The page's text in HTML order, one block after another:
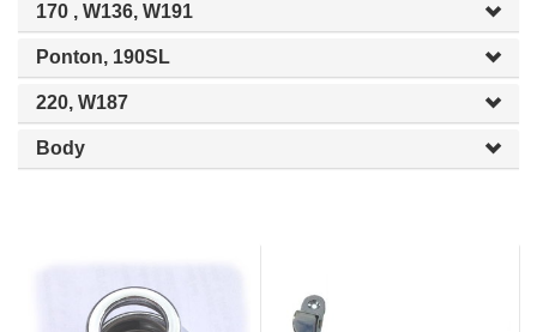
170 , W136, W191
Ponton, 190SL
220, W187
Body